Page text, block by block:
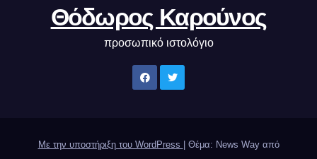
Θόδωρος Καρούνος
προσωπικό ιστολόγιο
Με την υποστήριξη του WordPress
Θέμα: News Way από